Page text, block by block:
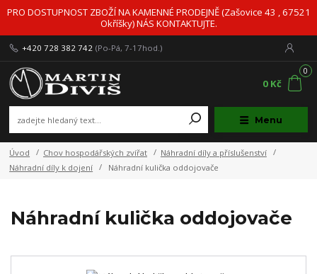
PRO DOSTUPNOST ZBOŽÍ NA KAMENNÉ PRODEJNĚ (Zašovice 43 , 67521
Okříšky) NÁS KONTAKTUJTE.
Menu
+420 728 382 742 (Po-Pá, 7-17hod.)
0
0 Kč
Úvod Chov hospodářských zvířat
Náhradní díly a příslušenství
Náhradní díly k dojení
Náhradní kulička oddojovače
Náhradní kulička oddojovače